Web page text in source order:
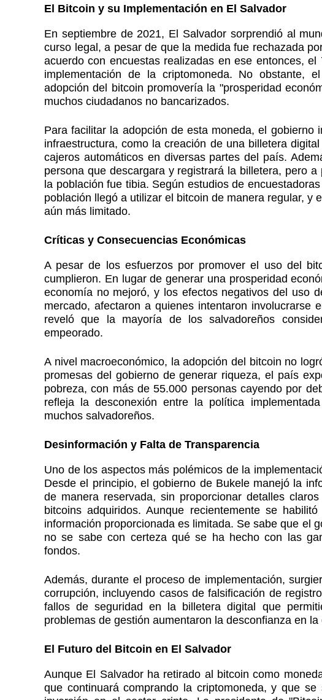
El Bitcoin y su Implementación en El Salvador
En septiembre de 2021, El Salvador sorprendió al
curso legal, a pesar de que la medida fue rechazada
acuerdo con encuestas realizadas en ese entonces,
implementación de la criptomoneda. No obstante,
adopción del bitcoin promovería la "prosperidad
muchos ciudadanos no bancarizados.
Para facilitar la adopción de esta moneda, el gobierno
infraestructura, como la creación de una billetera
cajeros automáticos en diversas partes del país.
persona que descargara y registrará la billetera, pero
la población fue tibia. Según estudios de
población llegó a utilizar el bitcoin de manera regular, y
aún más limitado.
Críticas y Consecuencias Económicas
A pesar de los esfuerzos por promover el uso del
cumplieron. En lugar de generar una prosperidad
economía no mejoró, y los efectos negativos del uso
mercado, afectaron a quienes intentaron involucrarse
reveló que la mayoría de los salvadoreños
empeorado.
A nivel macroeconómico, la adopción del bitcoin no
promesas del gobierno de generar riqueza, el país
pobreza, con más de 55.000 personas cayendo por
refleja la desconexión entre la política
muchos salvadoreños.
Desinformación y Falta de Transparencia
Uno de los aspectos más polémicos de la
Desde el principio, el gobierno de Bukele manejó la
de manera reservada, sin proporcionar detalles
bitcoins adquiridos. Aunque recientemente se
información proporcionada es limitada. Se sabe que el
no se sabe con certeza qué se ha hecho con las
fondos.
Además, durante el proceso de implementación,
corrupción, incluyendo casos de falsificación de
fallos de seguridad en la billetera digital que
problemas de gestión aumentaron la desconfianza en
El Futuro del Bitcoin en El Salvador
Aunque El Salvador ha retirado al bitcoin como
que continuará comprando la criptomoneda, y que